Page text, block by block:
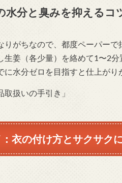
水分と臭みを抑えるコ
りがちなので、都度ペーパーで
生姜（各少量）を絡めて1〜2分
に水分ゼロを目指すと仕上がり
扱いの手引き」
衣の付け方とサクサク